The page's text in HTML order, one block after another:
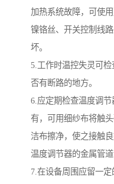
加热系统故障，可使
镍铬丝、开关控制线
坏。
5.工作时温控失灵可
否有断路的地方。
6.应定期检查温度调
有，可用细纱布将触
洁布擦净，使之接触
温度调节器的金属管
7.在设备周围应留一